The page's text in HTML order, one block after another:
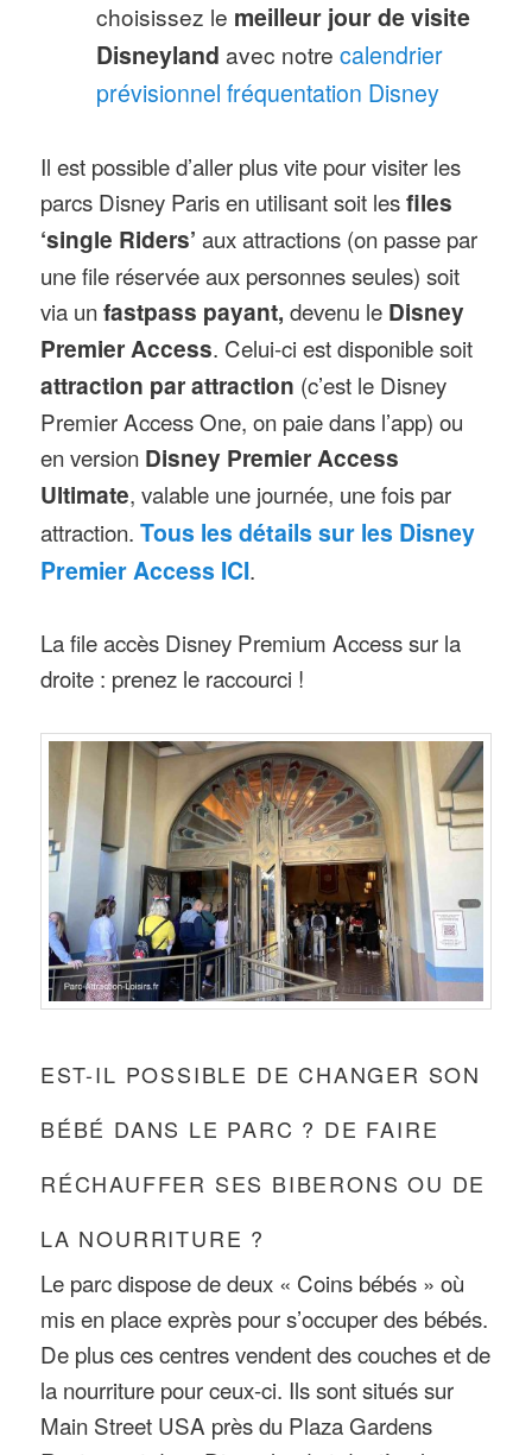
choisissez le meilleur jour de visite
Disneyland avec notre calendrier
prévisionnel fréquentation Disney
Il est possible d’aller plus vite pour visiter les
parcs Disney Paris en utilisant soit lesfiles
‘single Riders’ aux attractions (on passe par
une file réservée aux personnes seules) soit
via unfastpass payant, devenu le Disney
Premier Access. Celui-ci est disponible soit
attraction par attraction (c’est le Disney
Premier Access One, on paie dans l’app) ou
en version Disney Premier Access
Ultimate, valable une journée, une fois par
attraction.Tous les détails sur les Disney
Premier Access ICI.
La file accès Disney Premium Access sur la
droite : prenez le raccourci !
EST-IL POSSIBLE DE CHANGER SON
BÉBÉ DANS LE PARC ? DE FAIRE
RÉCHAUFFER SES BIBERONS OU DE
LA NOURRITURE ?
Le parc dispose de deux « Coins bébés » où
mis en place exprès pour s’occuper des bébés.
De plus ces centres vendent des couches et de
la nourriture pour ceux-ci. Ils sont situés sur
Main Street USA près du Plaza Gardens